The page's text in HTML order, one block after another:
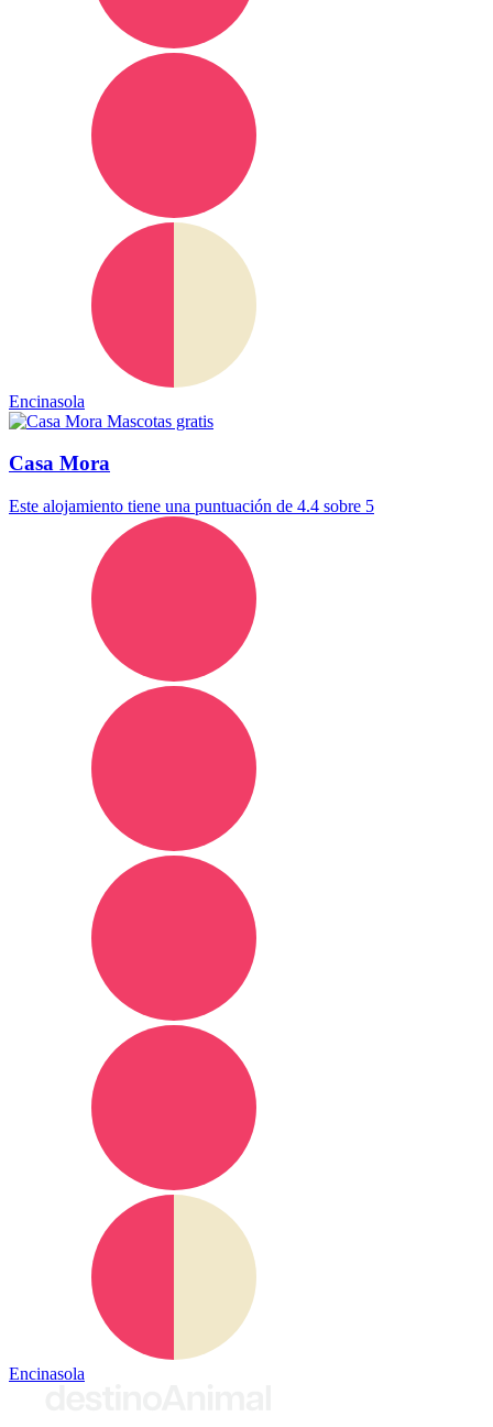
Encinasola
Mascotas gratis
Casa Mora
Este alojamiento tiene una puntuación de 4.4 sobre 5
Encinasola